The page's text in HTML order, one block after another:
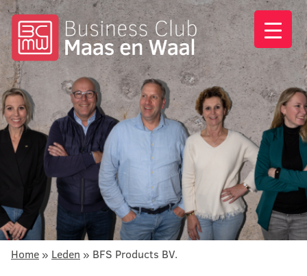
Home » Leden » BFS Products BV.